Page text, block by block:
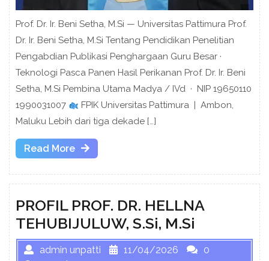
Prof. Dr. Ir. Beni Setha, M.Si — Universitas Pattimura Prof.
Dr. Ir. Beni Setha, M.Si Tentang Pendidikan Penelitian
Pengabdian Publikasi Penghargaan Guru Besar ·
Teknologi Pasca Panen Hasil Perikanan Prof. Dr. Ir. Beni
Setha, M.Si Pembina Utama Madya / IVd · NIP 19650110
1990031007
FPIK Universitas Pattimura | Ambon,
Maluku Lebih dari tiga dekade […]
Read More
Read
PROFIL PROF. DR. HELLNA
TEHUBIJULUW, S.Si, M.Si
admin unpatti 11/04/2026
0